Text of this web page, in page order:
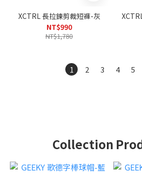
XCTRL 長拉鍊剪裁短褲-灰
NT$990
NT$1,780
1 2 3 4 5
Collection